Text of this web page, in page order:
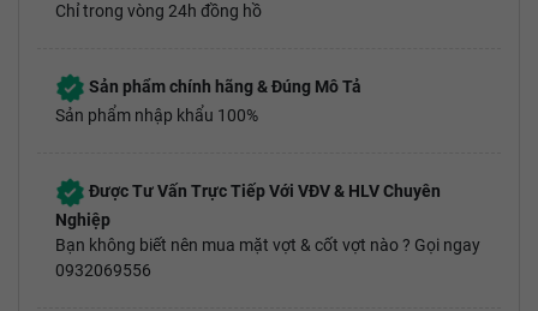
Chỉ trong vòng 24h đồng hồ
Sản phẩm chính hãng & Đúng Mô Tả
Sản phẩm nhập khẩu 100%
Được Tư Vấn Trực Tiếp Với VĐV & HLV Chuyên
Nghiệp
Bạn không biết nên mua mặt vợt & cốt vợt nào ? Gọi ngay
0932069556